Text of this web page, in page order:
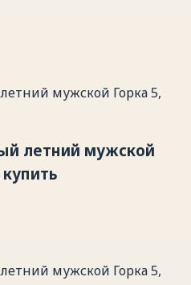
летний мужской